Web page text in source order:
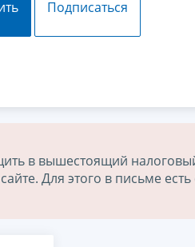
Подписаться
в вышестоящий
Для этого в письме